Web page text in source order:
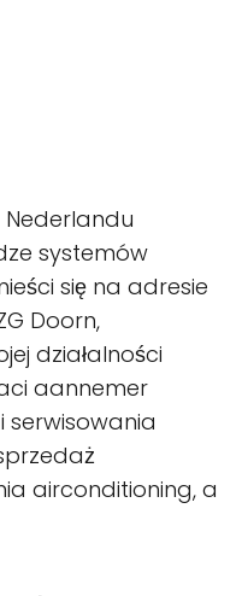
systemów
się na adresie
Doorn,
działalności
aannemer
serwisowania
airconditioning, a